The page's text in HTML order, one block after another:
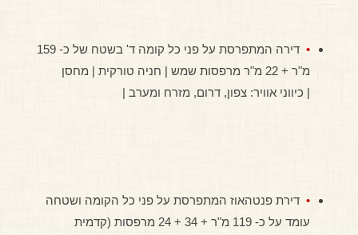
דירה המתפרסת על פני כל קומה ד' בשטח של כ- 159
מ"ר + 22 מ"ר מרפסות שמש | חניה טורקית | מחסן
| כיווני אוויר: צפון, דרום, מזרח ומערב |
דירת פנטהאוז המתפרסת על פני כל הקומה ושטחה
עומד על כ- 119 מ"ר + 34 + 24 מרפסות (קדמית